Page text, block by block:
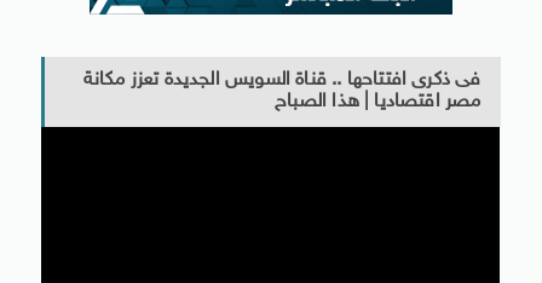
فى ذكرى افتتاحها .. قناة السويس الجديدة تعزز مكانة
مصر اقتصاديا | هذا الصباح